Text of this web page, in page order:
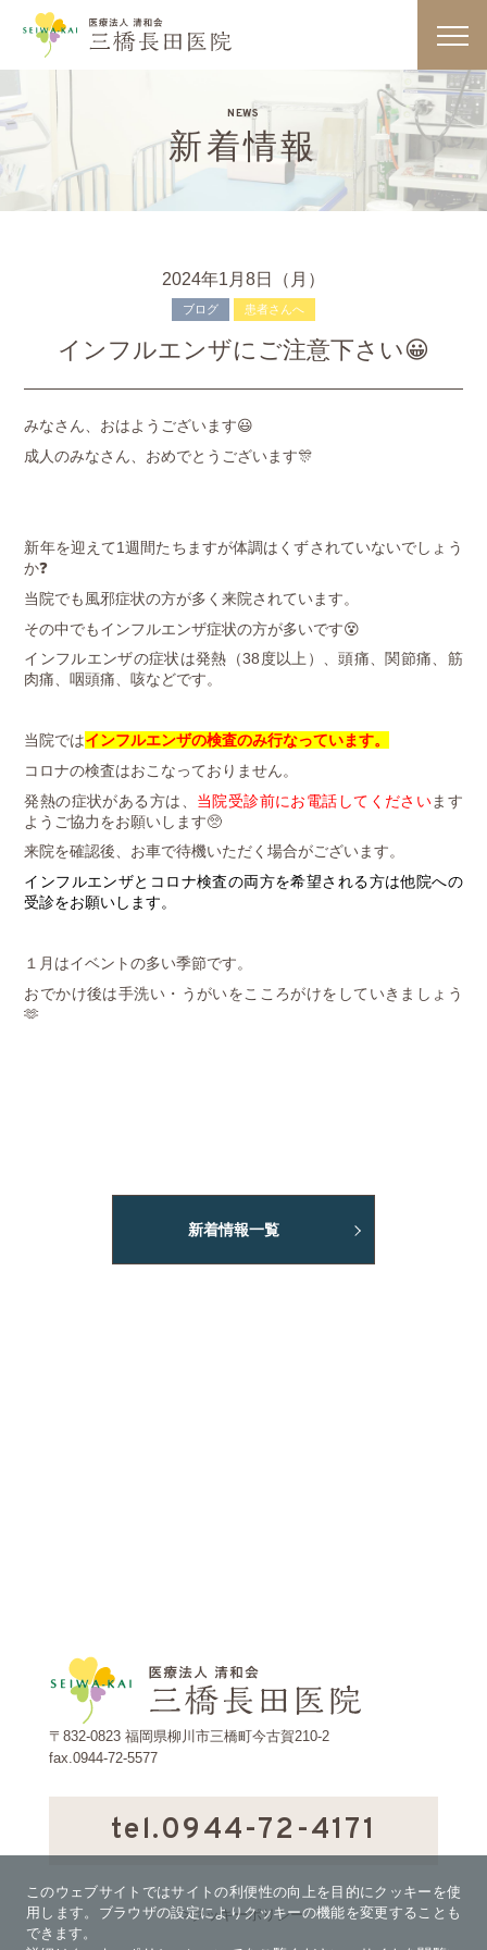
診療内容・検査一覧
一般内科
循環器内科
消化器（胃腸）内科
内視鏡内科
医療法人
NEWS
新着情報
2024年1月8日（月）
ブログ 患者さんへ
インフルエンザにご注意下さい😀
みなさん、おはようございます😃
成人のみなさん、おめでとうございます🎊
新年を迎えて1週間たちますが体調はくずされていないでしょう
か❓
当院でも風邪症状の方が多く来院されています。
その中でもインフルエンザ症状の方が多いです😵
インフルエンザの症状は発熱（38度以上）、頭痛、関節痛、筋
肉痛、咽頭痛、咳などです。
当院ではインフルエンザの検査のみ行なっています。
コロナの検査はおこなっておりません。
発熱の症状がある方は、 当院受診前にお電話してくださいま す
ようご協力をお願いします🥺
来院を確認後、お車で待機いただく場合がございます。
インフルエンザとコロナ検査の両方を希望される方は他院への
受診をお願いします。
１月はイベントの多い季節です。
おでかけ後は手洗い・うがいをこころがけをしていきましょう
🫶
新着情報一覧
〒832-0823 福岡県柳川市三橋町今古賀210-2
fax.0944-72-5577
tel.0944-72-4171
>クッキーポリシー
このウェブサイトではサイトの利便性の向上を目的にクッキーを使
用します。ブラウザの設定によりクッキーの機能を変更することも
できます。